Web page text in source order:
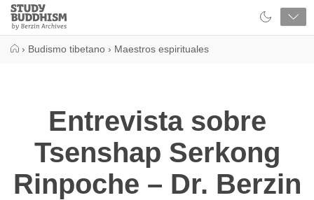
Close
Study
Buddhism
› Budismo tibetano › Maestros espirituales
Entrevista sobre
Tsenshap Serkong
Rinpoche – Dr. Berzin